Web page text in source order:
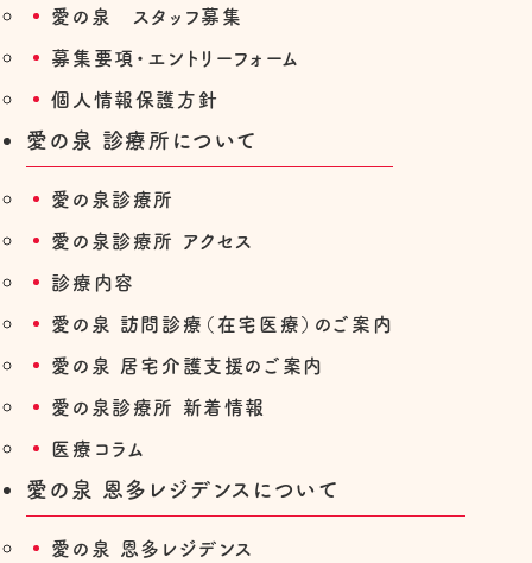
愛の泉 スタッフ募集
募集要項・エントリーフォーム
個人情報保護方針
愛の泉 診療所について
愛の泉診療所
愛の泉診療所 アクセス
診療内容
愛の泉 訪問診療（在宅医療）のご案内
愛の泉 居宅介護支援のご案内
愛の泉診療所 新着情報
医療コラム
愛の泉 恩多レジデンスについて
愛の泉 恩多レジデンス